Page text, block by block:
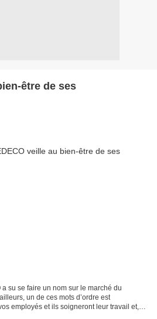
être de ses
su se faire un nom sur le marché du
un de ces mots d’ordre est
employés et ils soigneront leur travail et,